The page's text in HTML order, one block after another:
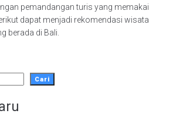
pemandangan turis yang memakai
dapat menjadi rekomendasi wisata
berada di Bali.
Cari